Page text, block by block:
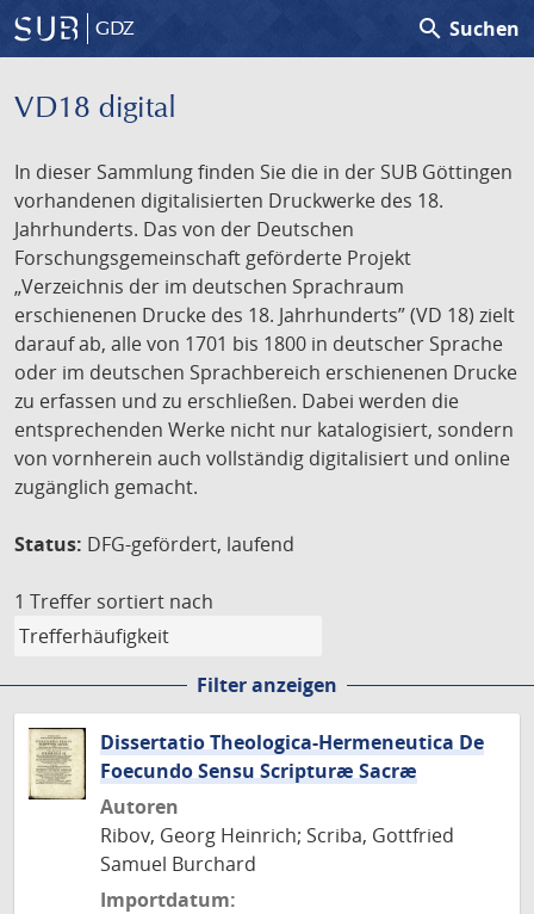
GDZ search Suchen
VD18 digital
In dieser Sammlung finden Sie die in der SUB Göttingen
vorhandenen digitalisierten Druckwerke des 18.
Jahrhunderts. Das von der Deutschen
Forschungsgemeinschaft geförderte Projekt
„Verzeichnis der im deutschen Sprachraum
erschienenen Drucke des 18. Jahrhunderts” (VD 18) zielt
darauf ab, alle von 1701 bis 1800 in deutscher Sprache
oder im deutschen Sprachbereich erschienenen Drucke
zu erfassen und zu erschließen. Dabei werden die
entsprechenden Werke nicht nur katalogisiert, sondern
von vornherein auch vollständig digitalisiert und online
zugänglich gemacht.
Status: DFG-gefördert, laufend
1 Treffer sortiert nach
Filter anzeigen
Dissertatio Theologica-Hermeneutica De
Foecundo Sensu Scripturæ Sacræ
Autoren
Ribov, Georg Heinrich; Scriba, Gottfried
Samuel Burchard
Importdatum: